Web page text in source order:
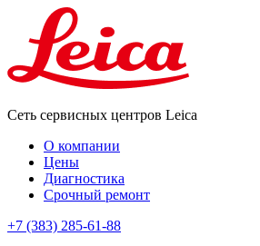
Сеть сервисных центров Leica
О компании
Цены
Диагностика
Срочный ремонт
+7 (383) 285-61-88